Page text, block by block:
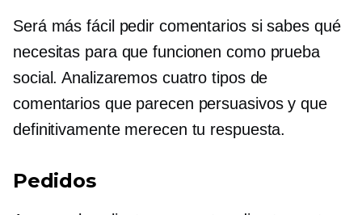
Será más fácil pedir comentarios si sabes qué
necesitas para que funcionen como prueba
social. Analizaremos cuatro tipos de
comentarios que parecen persuasivos y que
definitivamente merecen tu respuesta.
Pedidos